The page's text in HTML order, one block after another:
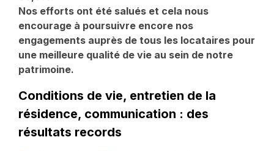
Nos efforts ont été salués et cela nous
encourage à poursuivre encore nos
engagements auprès de tous les locataires pour
une meilleure qualité de vie au sein de notre
patrimoine.
Conditions de vie, entretien de la
résidence, communication : des
résultats records